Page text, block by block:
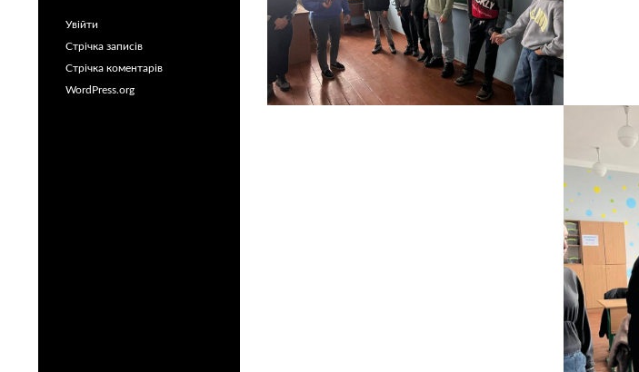
Увійти
Стрічка записів
Стрічка коментарів
WordPress.org